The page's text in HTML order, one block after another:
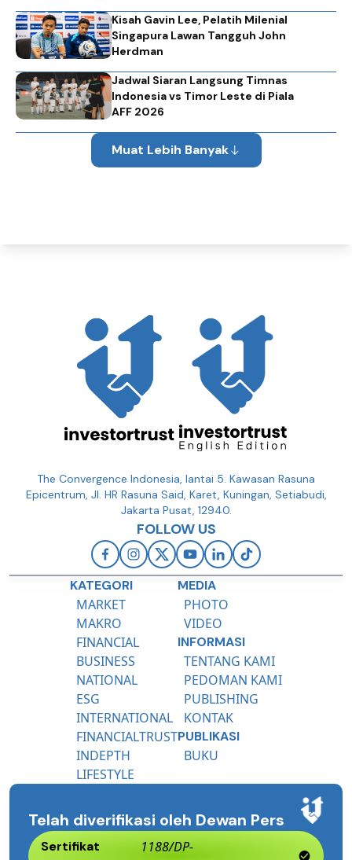
Kisah Gavin Lee, Pelatih Milenial
Singapura Lawan Tangguh John
Herdman
Jadwal Siaran Langsung Timnas
Indonesia vs Timor Leste di Piala
AFF 2026
Muat Lebih Banyak
The Convergence Indonesia, lantai 5. Kawasan Rasuna
Epicentrum, Jl. HR Rasuna Said, Karet, Kuningan, Setiabudi,
Jakarta Pusat, 12940.
FOLLOW US
KATEGORI
MARKET
MAKRO
FINANCIAL
BUSINESS
NATIONAL
ESG
INTERNATIONAL
FINANCIALTRUST
INDEPTH
LIFESTYLE
MEDIA
PHOTO
VIDEO
INFORMASI
TENTANG KAMI
PEDOMAN KAMI
PUBLISHING
KONTAK
PUBLIKASI
BUKU
Telah diverifikasi oleh Dewan Pers
Sertifikat
1188/DP-